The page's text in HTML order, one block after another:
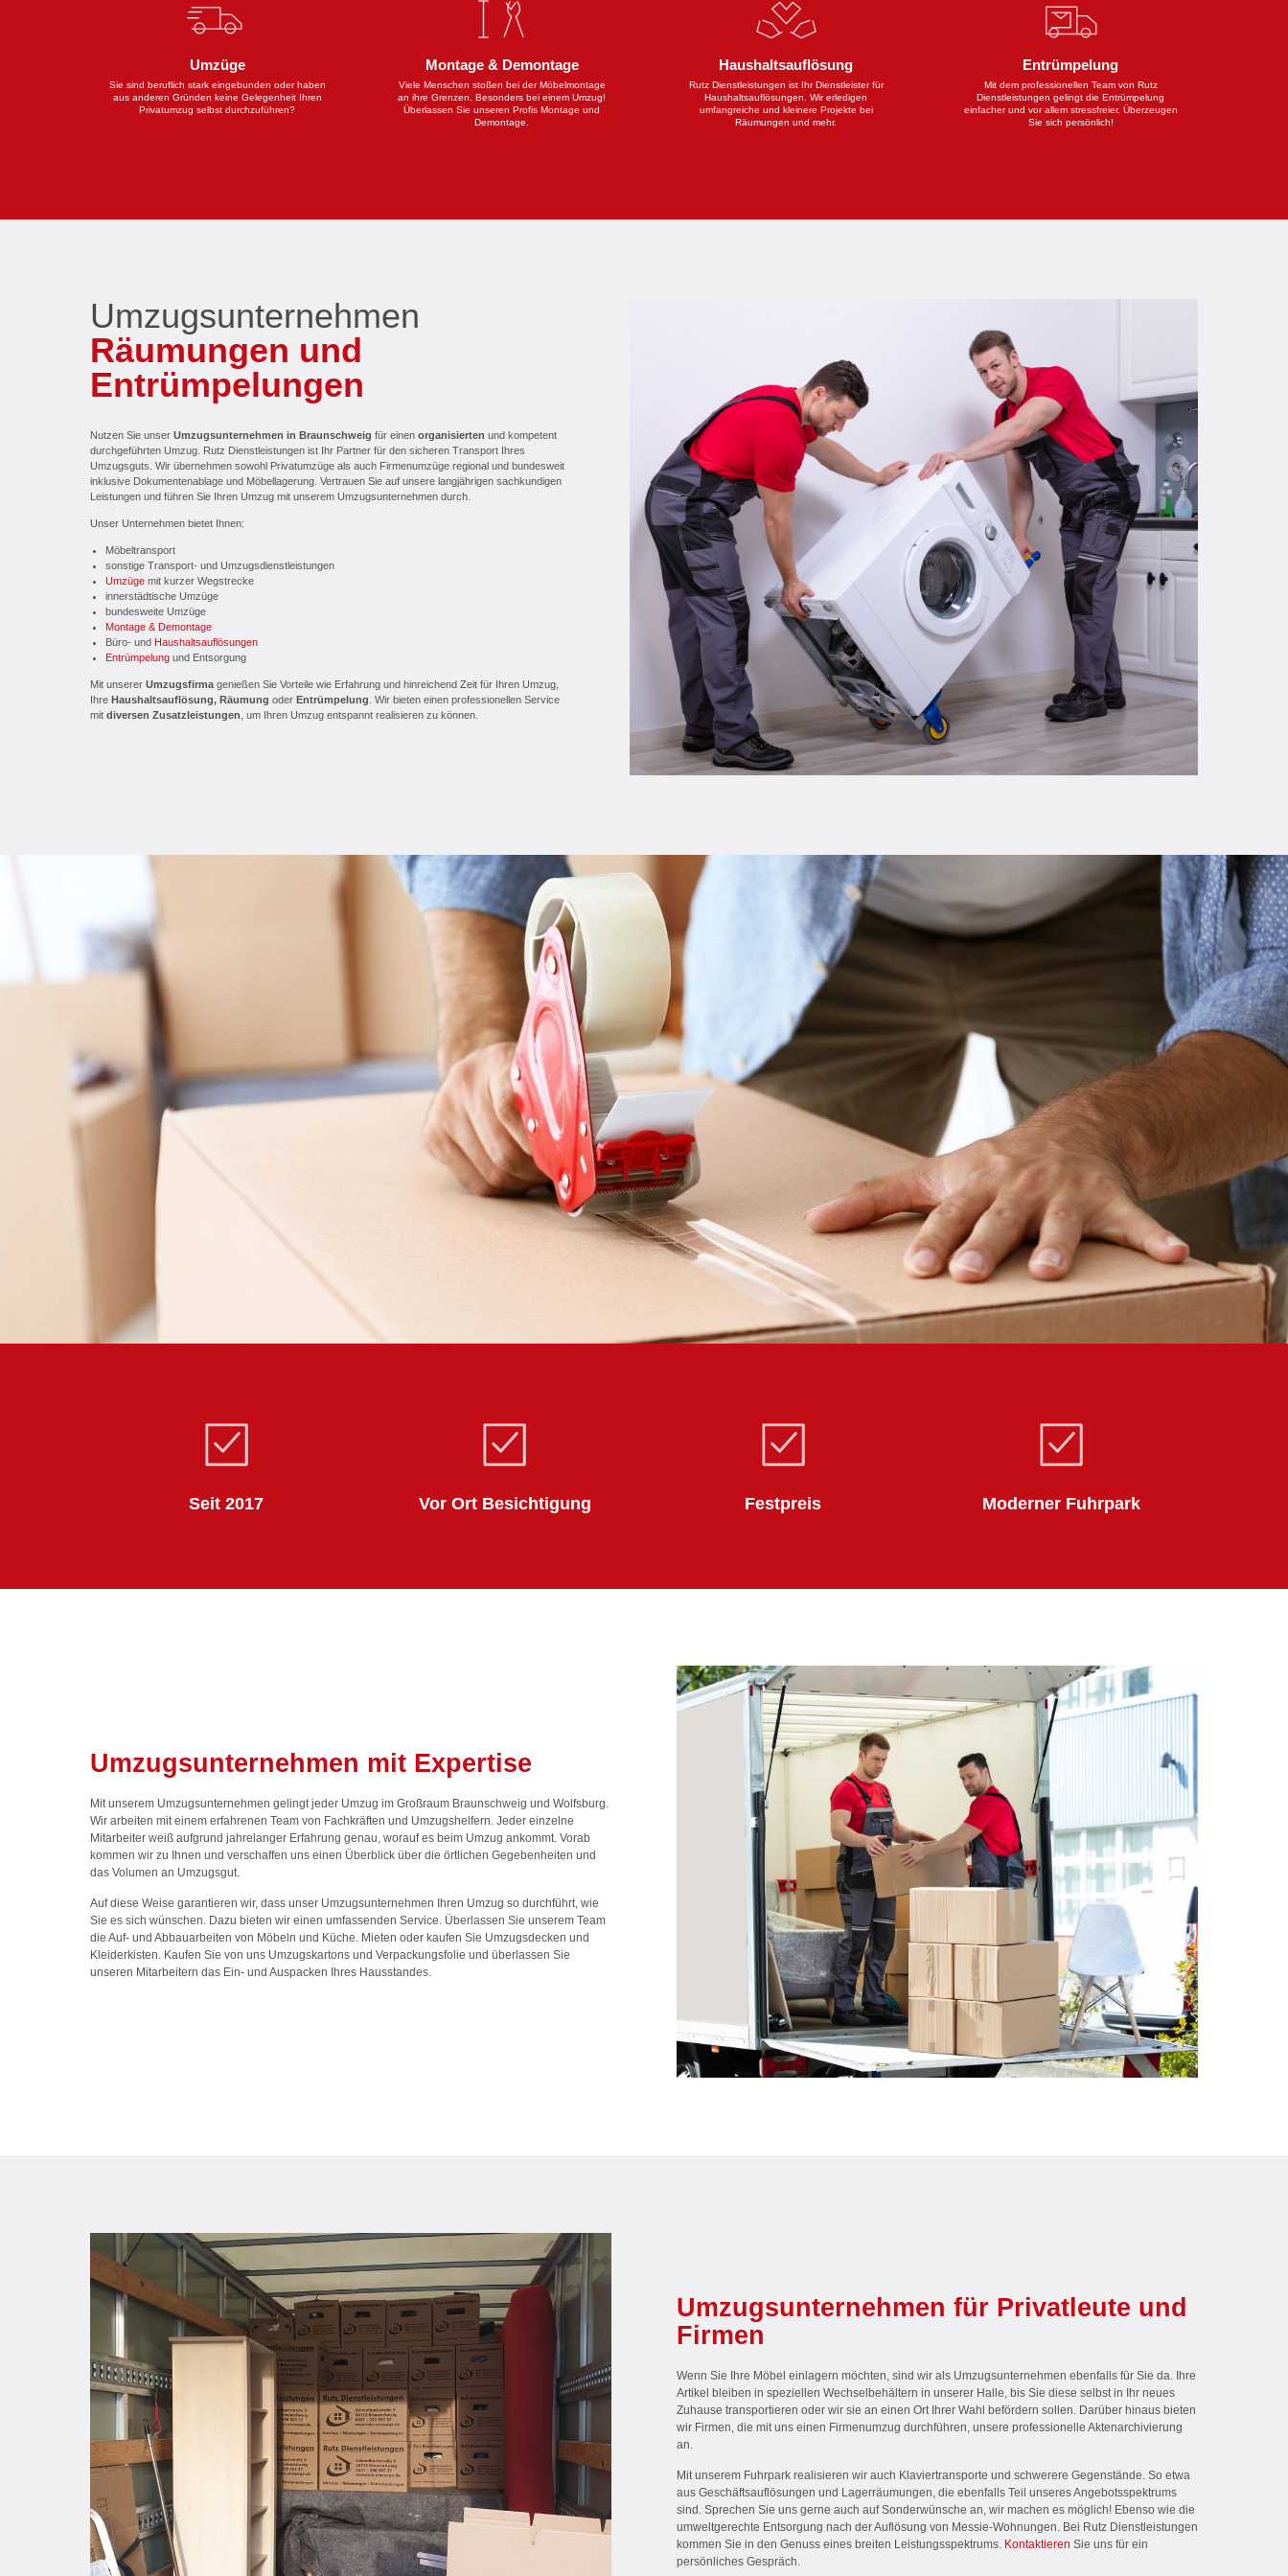
Umzüge
Sie sind beruflich stark eingebunden oder haben
aus anderen Gründen keine Gelegenheit Ihren
Privatumzug selbst durchzuführen?
Montage & Demontage
Viele Menschen stoßen bei der Möbelmontage
an ihre Grenzen. Besonders bei einem Umzug!
Überlassen Sie unseren Profis Montage und
Demontage.
Haushaltsauflösung
Rutz Dienstleistungen ist Ihr Dienstleister für
Haushaltsauflösungen. Wir erledigen
umfangreiche und kleinere Projekte bei
Räumungen und mehr.
Entrümpelung
Mit dem professionellen Team von Rutz
Dienstleistungen gelingt die Entrümpelung
einfacher und vor allem stressfreier. Überzeugen
Sie sich persönlich!
Umzugsunternehmen
Räumungen und
Entrümpelungen
Nutzen Sie unserUmzugsunternehmen in Braunschweig für einenorganisierten und kompetent
durchgeführten Umzug. Rutz Dienstleistungen ist Ihr Partner für den sicheren Transport Ihres
Umzugsguts. Wir übernehmen sowohl Privatumzüge als auch Firmenumzüge regional und bundesweit
inklusive Dokumentenablage und Möbellagerung. Vertrauen Sie auf unsere langjährigen sachkundigen
Leistungen und führen Sie Ihren Umzug mit unserem Umzugsunternehmen durch.
Unser Unternehmen bietet Ihnen:
Möbeltransport
sonstige Transport- und Umzugsdienstleistungen
Umzüge mit kurzer Wegstrecke
innerstädtische Umzüge
bundesweite Umzüge
Montage & Demontage
Büro- und Haushaltsauflösungen
Entrümpelung und Entsorgung
Mit unsererUmzugsfirma genießen Sie Vorteile wie Erfahrung und hinreichend Zeit für Ihren Umzug,
IhreHaushaltsauflösung, Räumung oderEntrümpelung . Wir bieten einen professionellen Service
mitdiversen Zusatzleistungen , um Ihren Umzug entspannt realisieren zu können.
Seit 2017 Vor Ort Besichtigung Festpreis Moderner Fuhrpark
Umzugsunternehmen mit Expertise
Mit unserem Umzugsunternehmen gelingt jeder Umzug im Großraum Braunschweig und Wolfsburg.
Wir arbeiten mit einem erfahrenen Team von Fachkräften und Umzugshelfern. Jeder einzelne
Mitarbeiter weiß aufgrund jahrelanger Erfahrung genau, worauf es beim Umzug ankommt. Vorab
kommen wir zu Ihnen und verschaffen uns einen Überblick über die örtlichen Gegebenheiten und
das Volumen an Umzugsgut.
Auf diese Weise garantieren wir, dass unser Umzugsunternehmen Ihren Umzug so durchführt, wie
Sie es sich wünschen. Dazu bieten wir einen umfassenden Service. Überlassen Sie unserem Team
die Auf- und Abbauarbeiten von Möbeln und Küche. Mieten oder kaufen Sie Umzugsdecken und
Kleiderkisten. Kaufen Sie von uns Umzugskartons und Verpackungsfolie und überlassen Sie
unseren Mitarbeitern das Ein- und Auspacken Ihres Hausstandes.
Umzugsunternehmen für Privatleute und
Firmen
Wenn Sie Ihre Möbel einlagern möchten, sind wir als Umzugsunternehmen ebenfalls für Sie da. Ihre
Artikel bleiben in speziellen Wechselbehältern in unserer Halle, bis Sie diese selbst in Ihr neues
Zuhause transportieren oder wir sie an einen Ort Ihrer Wahl befördern sollen. Darüber hinaus bieten
wir Firmen, die mit uns einen Firmenumzug durchführen, unsere professionelle Aktenarchivierung
an.
Mit unserem Fuhrpark realisieren wir auch Klaviertransporte und schwerere Gegenstände. So etwa
aus Geschäftsauflösungen und Lagerräumungen, die ebenfalls Teil unseres Angebotsspektrums
sind. Sprechen Sie uns gerne auch auf Sonderwünsche an, wir machen es möglich! Ebenso wie die
umweltgerechte Entsorgung nach der Auflösung von Messie-Wohnungen. Bei Rutz Dienstleistungen
kommen Sie in den Genuss eines breiten Leistungsspektrums. Kontaktieren Sie uns für ein
persönliches Gespräch.